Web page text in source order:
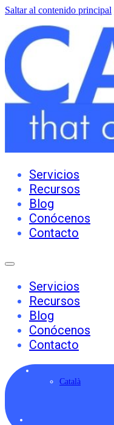
Saltar al contenido principal
Servicios
Recursos
Blog
Conócenos
Contacto
Servicios
Recursos
Blog
Conócenos
Contacto
Català